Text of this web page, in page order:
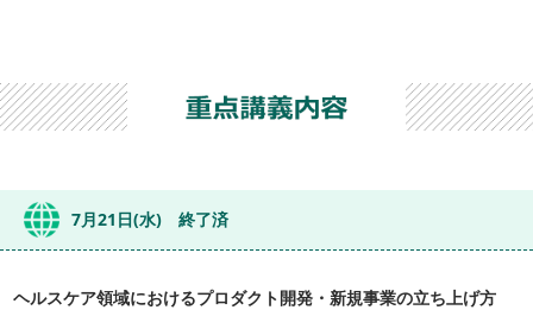
7月21日(水) 終了済
ヘルスケア領域におけるプロダクト開発・新規事業の立ち上げ方